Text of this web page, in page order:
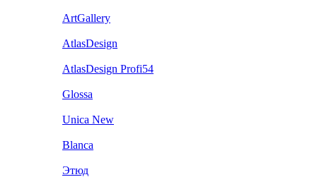
ArtGallery
AtlasDesign
AtlasDesign Profi54
Glossa
Unica New
Blanca
Этюд